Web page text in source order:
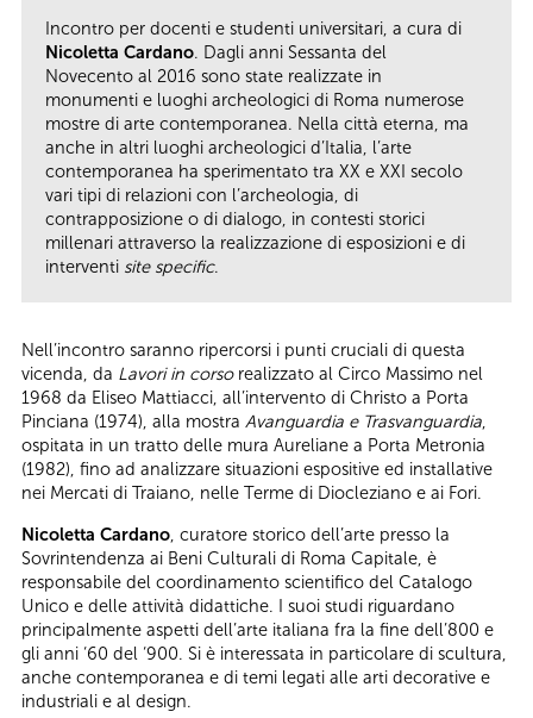
Incontro per docenti e studenti universitari, a cura di
Nicoletta Cardano. Dagli anni Sessanta del
Novecento al 2016 sono state realizzate in
monumenti e luoghi archeologici di Roma numerose
mostre di arte contemporanea. Nella città eterna, ma
anche in altri luoghi archeologici d’Italia, l’arte
contemporanea ha sperimentato tra XX e XXI secolo
vari tipi di relazioni con l’archeologia, di
contrapposizione o di dialogo, in contesti storici
millenari attraverso la realizzazione di esposizioni e di
interventi site specific.
Nell’incontro saranno ripercorsi i punti cruciali di questa
vicenda, da Lavori in corsorealizzato al Circo Massimo nel
1968 da Eliseo Mattiacci, all’intervento di Christo a Porta
Pinciana (1974), alla mostra Avanguardia e Trasvanguardia,
ospitata in un tratto delle mura Aureliane a Porta Metronia
(1982), fino ad analizzare situazioni espositive ed installative
nei Mercati di Traiano, nelle Terme di Diocleziano e ai Fori.
Nicoletta Cardano , curatore storico dell’arte presso la
Sovrintendenza ai Beni Culturali di Roma Capitale, è
responsabile del coordinamento scientifico del Catalogo
Unico e delle attività didattiche. I suoi studi riguardano
principalmente aspetti dell’arte italiana fra la fine dell’800 e
gli anni ‘60 del ‘900. Si è interessata in particolare di scultura,
anche contemporanea e di temi legati alle arti decorative e
industriali e al design.